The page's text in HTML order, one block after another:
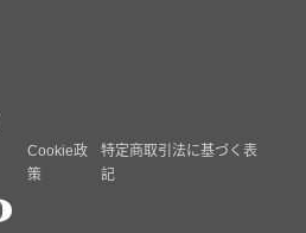
Cookie政
策
特定商取引法に基づく表
記